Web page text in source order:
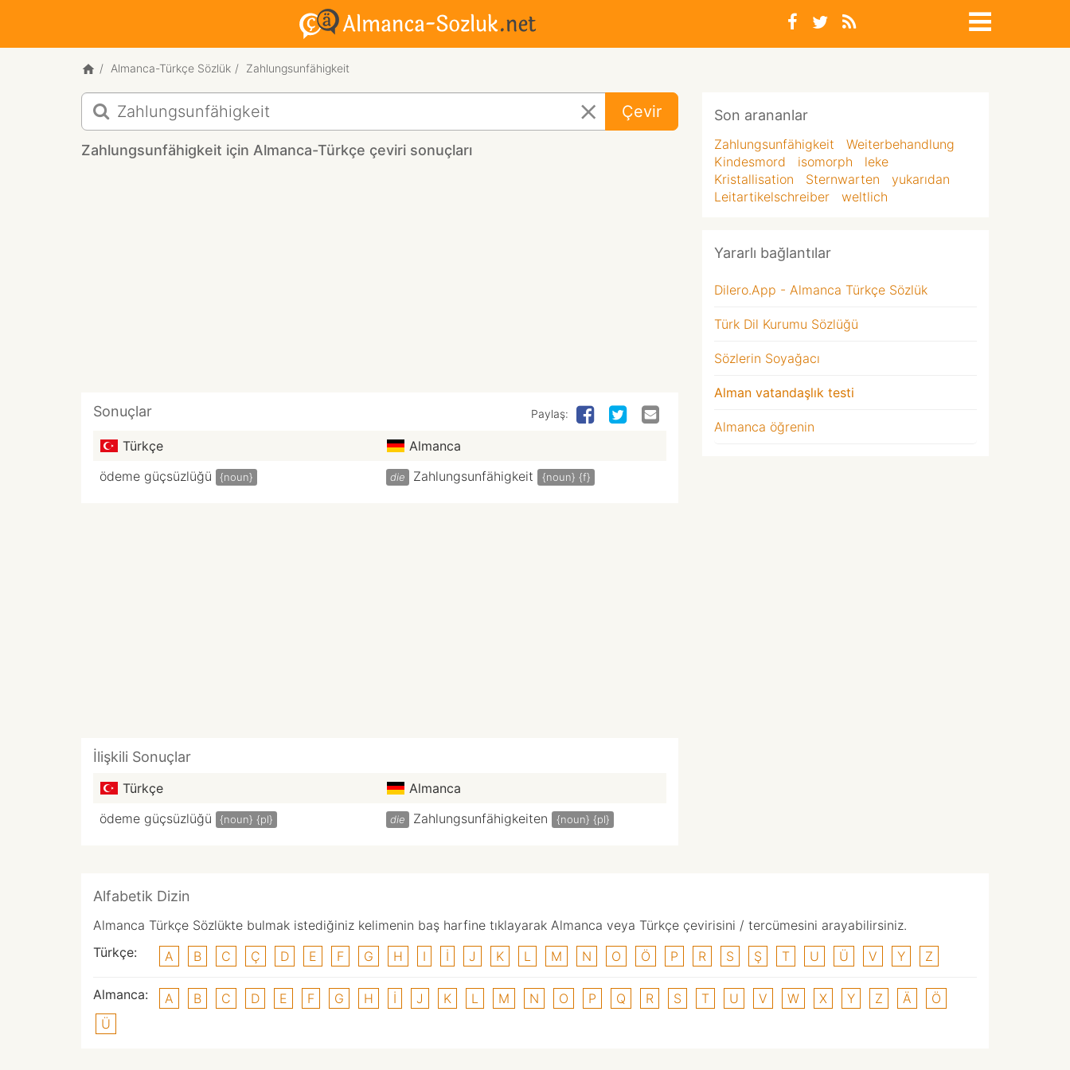
Almanca-Türkçe Sözlük Zahlungsunfähigkeit
Zahlungsunfähigkeit
için
Almanca-
Türkçe
Çevir
Zahlungsunfähigkeit için Almanca-Türkçe çeviri sonuçları
Sonuçlar Paylaş:
Türkçe
Almanca
ödeme güçsüzlüğü
{noun} die Zahlungsunfähigkeit {noun} {f}
İlişkili Sonuçlar
Türkçe
Almanca
ödeme güçsüzlüğü
{noun} {pl} die Zahlungsunfähigkeiten {noun} {pl}
Son arananlar
Zahlungsunfähigkeit
Weiterbehandlung
Kindesmord
isomorph
leke
Kristallisation
Sternwarten
yukarıdan
Leitartikelschreiber
weltlich
Yararlı bağlantılar
Dilero.App - Almanca Türkçe Sözlük
Türk Dil Kurumu Sözlüğü
Sözlerin Soyağacı
Alman vatandaşlık testi
Almanca öğrenin
Alfabetik Dizin
Almanca Türkçe Sözlükte bulmak istediğiniz kelimenin baş harfine tıklayarak Almanca veya Türkçe çevirisini / tercümesini arayabilirsiniz.
Türkçe:
A B C Ç D E F G H I I J K L M N O Ö P R S Ş T U Ü V Y Z
Almanca: A B C D E F G H I J K L M N O P Q R S T U V W X Y Z Ä
Ö
Ü